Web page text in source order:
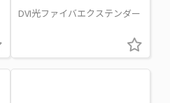
DVI光ファイバエクステンダー